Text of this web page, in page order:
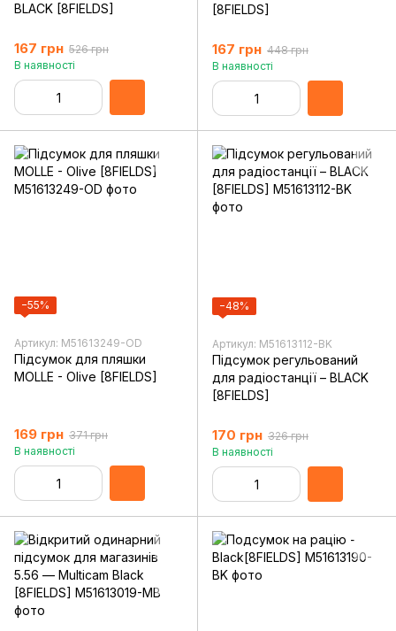
BLACK [8FIELDS]
167 грн 526 грн
В наявності
[8FIELDS]
167 грн 448 грн
В наявності
−55%
Артикул: M51613249-OD
Підсумок для пляшки
MOLLE - Olive [8FIELDS]
169 грн 371 грн
В наявності
−48%
Артикул: M51613112-BK
Підсумок регульований
для радіостанції – BLACK
[8FIELDS]
170 грн 326 грн
В наявності